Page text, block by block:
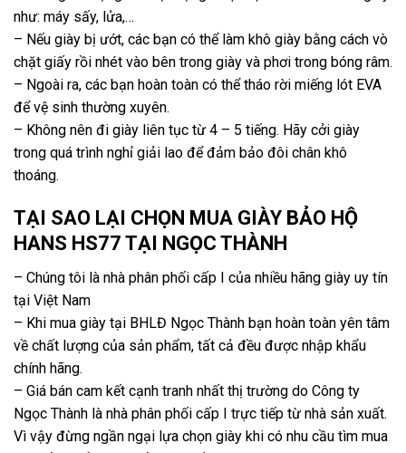
như: máy sấy, lửa,…
– Nếu giày bị ướt, các bạn có thể làm khô giày bằng cách vò
chặt giấy rồi nhét vào bên trong giày và phơi trong bóng râm.
– Ngoài ra, các bạn hoàn toàn có thể tháo rời miếng lót EVA
để vệ sinh thường xuyên.
– Không nên đi giày liên tục từ 4 – 5 tiếng. Hãy cởi giày
trong quá trình nghỉ giải lao để đảm bảo đôi chân khô
thoáng.
TẠI SAO LẠI CHỌN MUA GIÀY BẢO HỘ
HANS HS77 TẠI NGỌC THÀNH
– Chúng tôi là nhà phân phối cấp I của nhiều hãng giày uy tín
tại Việt Nam
– Khi mua giày tại BHLĐ Ngọc Thành bạn hoàn toàn yên tâm
về chất lượng của sản phẩm, tất cả đều được nhập khẩu
chính hãng.
– Giá bán cam kết cạnh tranh nhất thị trường do Công ty
Ngọc Thành là nhà phân phối cấp I trực tiếp từ nhà sản xuất.
Vì vậy đừng ngần ngại lựa chọn giày khi có nhu cầu tìm mua